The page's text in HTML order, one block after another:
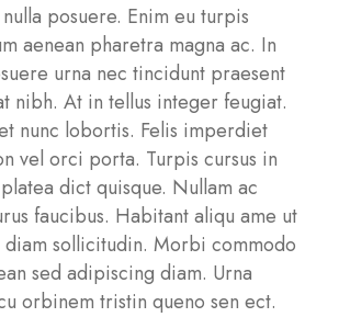
posuere. Enim eu turpis
aenean pharetra magna ac. In
urna nec tincidunt praesent
nibh. At in tellus integer feugiat.
nunc lobortis. Felis imperdiet
vel orci porta. Turpis cursus in
dict quisque. Nullam ac
faucibus. Habitant aliqu ame ut
sollicitudin. Morbi commodo
sed adipiscing diam. Urna
orbinem tristin queno sen ect.